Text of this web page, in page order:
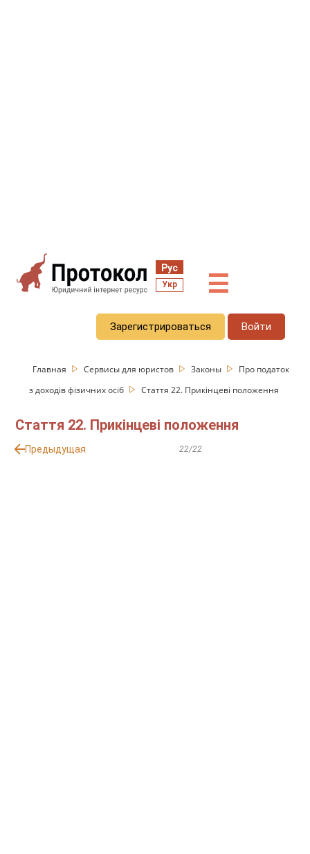
Рус
Укр ☰
Зарегистрироваться Войти
Главная Сервисы для юристов Законы
Про податок
з доходів фізичних осіб
Стаття 22. Прикінцеві положення
Стаття 22. Прикінцеві положення
Предыдущая 22/22